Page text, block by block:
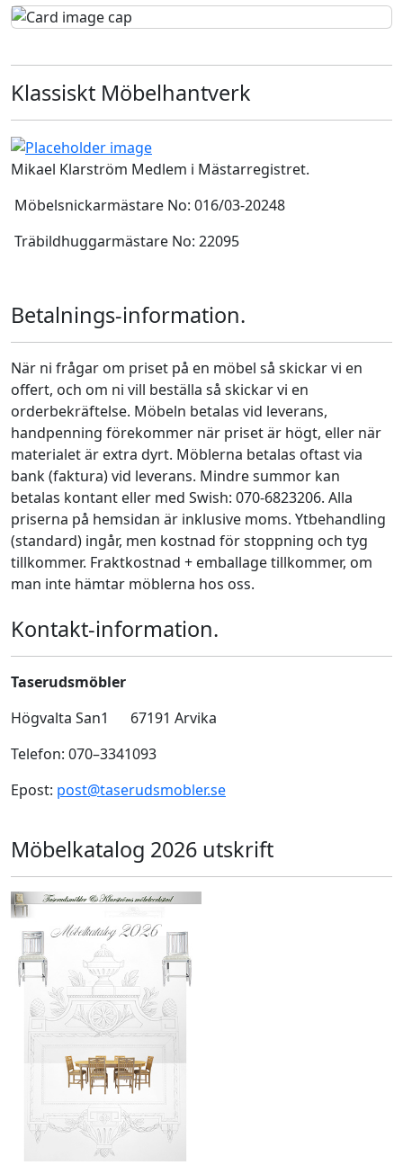
Klassiskt Möbelhantverk
Mikael Klarström Medlem i Mästarregistret.
Möbelsnickarmästare No: 016/03-20248
Träbildhuggarmästare No: 22095
Betalnings-information.
När ni frågar om priset på en möbel så skickar vi en
offert, och om ni vill beställa så skickar vi en
orderbekräftelse. Möbeln betalas vid leverans,
handpenning förekommer när priset är högt, eller när
materialet är extra dyrt. Möblerna betalas oftast via
bank (faktura) vid leverans. Mindre summor kan
betalas kontant eller med Swish: 070-6823206. Alla
priserna på hemsidan är inklusive moms. Ytbehandling
(standard) ingår, men kostnad för stoppning och tyg
tillkommer. Fraktkostnad + emballage tillkommer, om
man inte hämtar möblerna hos oss.
Kontakt-information.
Taserudsmöbler
Högvalta San1 67191 Arvika
Telefon: 070–3341093
Epost: post@taserudsmobler.se
Möbelkatalog 2026 utskrift